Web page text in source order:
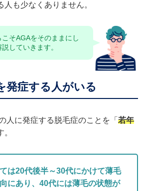
も少なくありません。
そAGAをそのままにし
していきます。
発症する人がいる
人に発症する脱毛症のことを「 若年
。
は20代後半～30代にかけて薄毛
にあり、40代には薄毛の状態が